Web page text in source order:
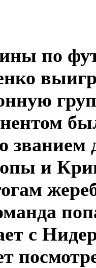
по
званием
и
с